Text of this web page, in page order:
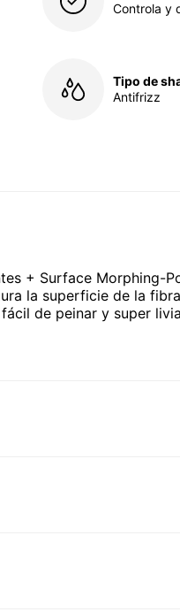
Controla y
Tipo de
Antifrizz
+ Surface Morphing-
la superficie de la
de peinar y super